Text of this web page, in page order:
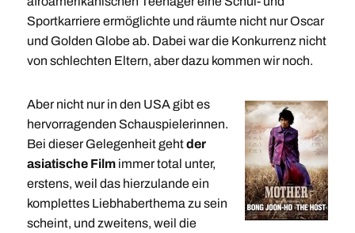
Sportkarriere ermöglichte und räumte nicht nur Oscar
und Golden Globe ab. Dabei war die Konkurrenz nicht
von schlechten Eltern, aber dazu kommen wir noch.
Aber nicht nur in den USA gibt es
hervorragenden Schauspielerinnen.
Bei dieser Gelegenheit gehtder
asiatische Filmimmer total unter,
erstens, weil das hierzulande ein
komplettes Liebhaberthema zu sein
scheint, und zweitens, weil die